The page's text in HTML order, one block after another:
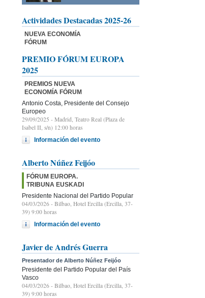
Actividades Destacadas 2025-26
NUEVA ECONOMÍA
FÓRUM
PREMIO FÓRUM EUROPA
2025
PREMIOS NUEVA
ECONOMÍA FÓRUM
Antonio Costa, Presidente del Consejo
Europeo
29/09/2025 - Madrid, Teatro Real (Plaza de
Isabel II, s/n) 12:00 horas
Información del evento
Alberto Núñez Feijóo
FÓRUM EUROPA.
TRIBUNA EUSKADI
Presidente Nacional del Partido Popular
04/03/2026 - Bilbao, Hotel Ercilla (Ercilla, 37-
39) 9:00 horas
Información del evento
Javier de Andrés Guerra
Presentador de Alberto Núñez Feijóo
Presidente del Partido Popular del País
Vasco
04/03/2026 - Bilbao, Hotel Ercilla (Ercilla, 37-
39) 9:00 horas